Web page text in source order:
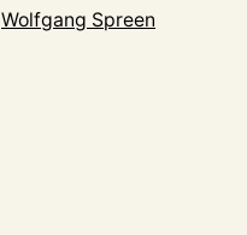
Wolfgang Spreen